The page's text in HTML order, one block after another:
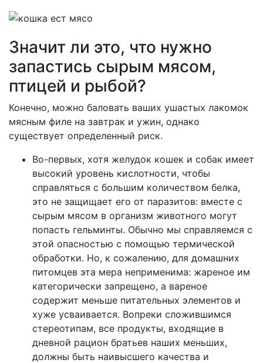
Значит ли это, что нужно
запастись сырым мясом,
птицей и рыбой?
Конечно, можно баловать ваших ушастых лакомок
мясным филе на завтрак и ужин, однако
существует определенный риск.
Во-первых, хотя желудок кошек и собак имеет
высокий уровень кислотности, чтобы
справляться с большим количеством белка,
это не защищает его от паразитов: вместе с
сырым мясом в организм животного могут
попасть гельминты. Обычно мы справляемся с
этой опасностью с помощью термической
обработки. Но, к сожалению, для домашних
питомцев эта мера неприменима: жареное им
категорически запрещено, а вареное
содержит меньше питательных элементов и
хуже усваивается. Вопреки сложившимся
стереотипам, все продукты, входящие в
дневной рацион братьев наших меньших,
должны быть наивысшего качества и